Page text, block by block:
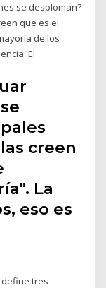
se desploman?
que es el
de los
El
creen
La
eso es
define tres